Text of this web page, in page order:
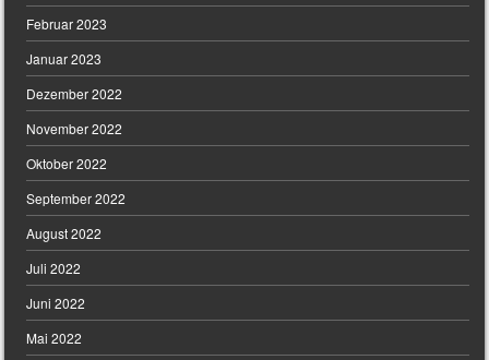
Februar 2023
Januar 2023
Dezember 2022
November 2022
Oktober 2022
September 2022
August 2022
Juli 2022
Juni 2022
Mai 2022